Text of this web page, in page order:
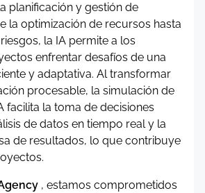
planificación y gestión de
la optimización de recursos hasta
la IA permite a los
enfrentar desafíos de una
y adaptativa. Al transformar
procesable, la simulación de
facilita la toma de decisiones
de datos en tiempo real y la
de resultados, lo que contribuye
, estamos comprometidos